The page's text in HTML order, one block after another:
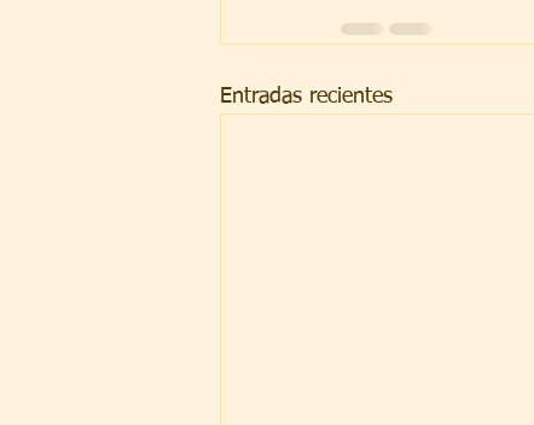
Entradas recientes